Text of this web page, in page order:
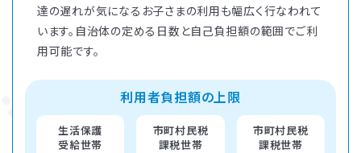
達の遅れが気になるお子さまの利用も幅広く行なわれて
います。自治体の定める日数と自己負担額の範囲でご利
用可能です。
利用者負担額の上限
生活保護
受給世帯
市町村民税
課税世帯
市町村民税
課税世帯